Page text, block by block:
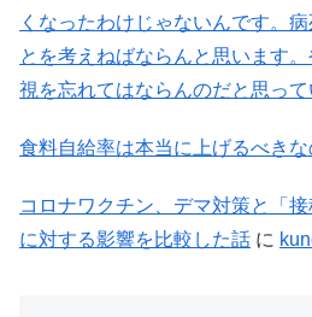
くなったわけじゃないんです。
とを考えねばならんと思います
視を忘れてはならんのだと思って
食料自給率は本当に上げるべき
コロナワクチン、デマ対策と「
に対する影響を比較した話 に